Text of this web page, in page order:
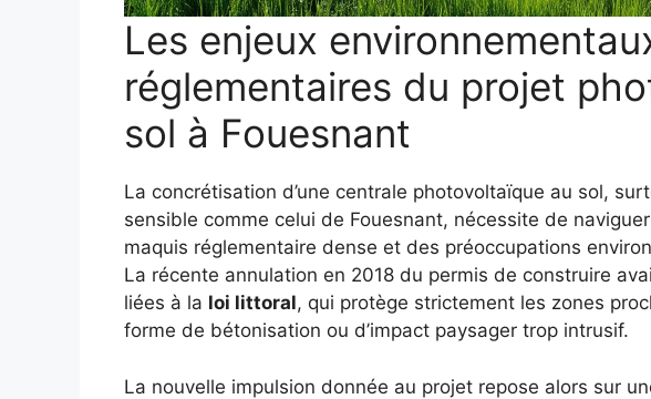
Les enjeux
réglementaires du projet
sol à Fouesnant
La concrétisation d’une centrale photovoltaïque au sol,
sensible comme celui de Fouesnant, nécessite de
maquis réglementaire dense et des préoccupations
La récente annulation en 2018 du permis de construire
liées à la loi littoral, qui protège strictement les zones
forme de bétonisation ou d’impact paysager trop intrusif.
La nouvelle impulsion donnée au projet repose alors sur